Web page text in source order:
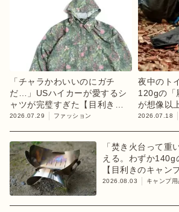
「チャラかわいいのにガチ
だ…」USハイカーが愛するシ
ャツが完璧すぎた【目利きの
キャンプギア】
2026.07.29 ファッション
夜中のト
120gの「
が想像以
キャンプ
2026.07.18
「焚き火台って重
える。わずか140g
【目利きのキャン
2026.08.03 キャンプ用